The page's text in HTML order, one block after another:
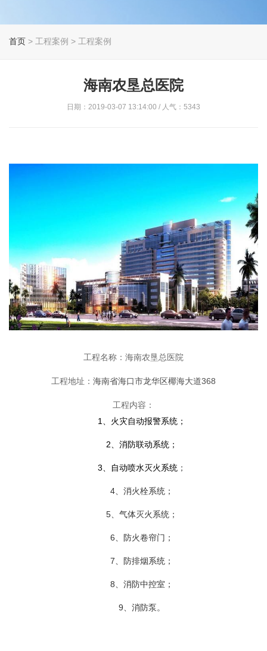
首页 > 工程案例 > 工程案例
海南农垦总医院
日期：2019-03-07 13:14:00 / 人气：5343
工程名称：海南农垦总医院
工程地址： 海南省海口市龙华区椰海大道368
工程内容：
1、 火灾自动报警系统 ；
2、 消防联动系统 ；
3、自动喷水灭火系统 ；
4、消火栓系统；
5、气体灭火系统；
6、防火卷帘门；
7、防排烟系统；
8、消防中控室；
9、消防泵。